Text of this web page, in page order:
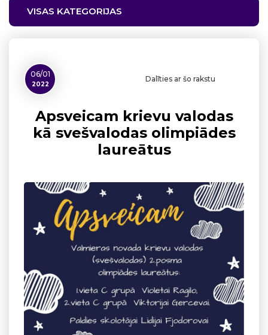
VISAS KATEGORIJAS
06/01
2022
Dalīties ar šo rakstu
Apsveicam krievu valodas
kā svešvalodas olimpiādes
laureātus